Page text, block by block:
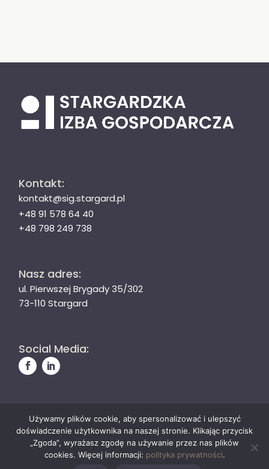
Kontakt:
kontakt@sig.stargard.pl
+48 91 578 64 40
+48 798 249 738
Nasz adres:
ul. Pierwszej Brygady 35/302
73-110 Stargard
Social Media:
© Stargardzka Izba Gospodarcza
Polityka prywatności
Wykonanie:SAVY studio
Używamy plików cookie, aby spersonalizować i ulepszyć
doświadczenie użytkownika na naszej stronie. Klikając przycisk
„Zgoda”, wyrażasz zgodę na używanie przez nas plików
cookies. Więcej informacji: polityka prywatności.